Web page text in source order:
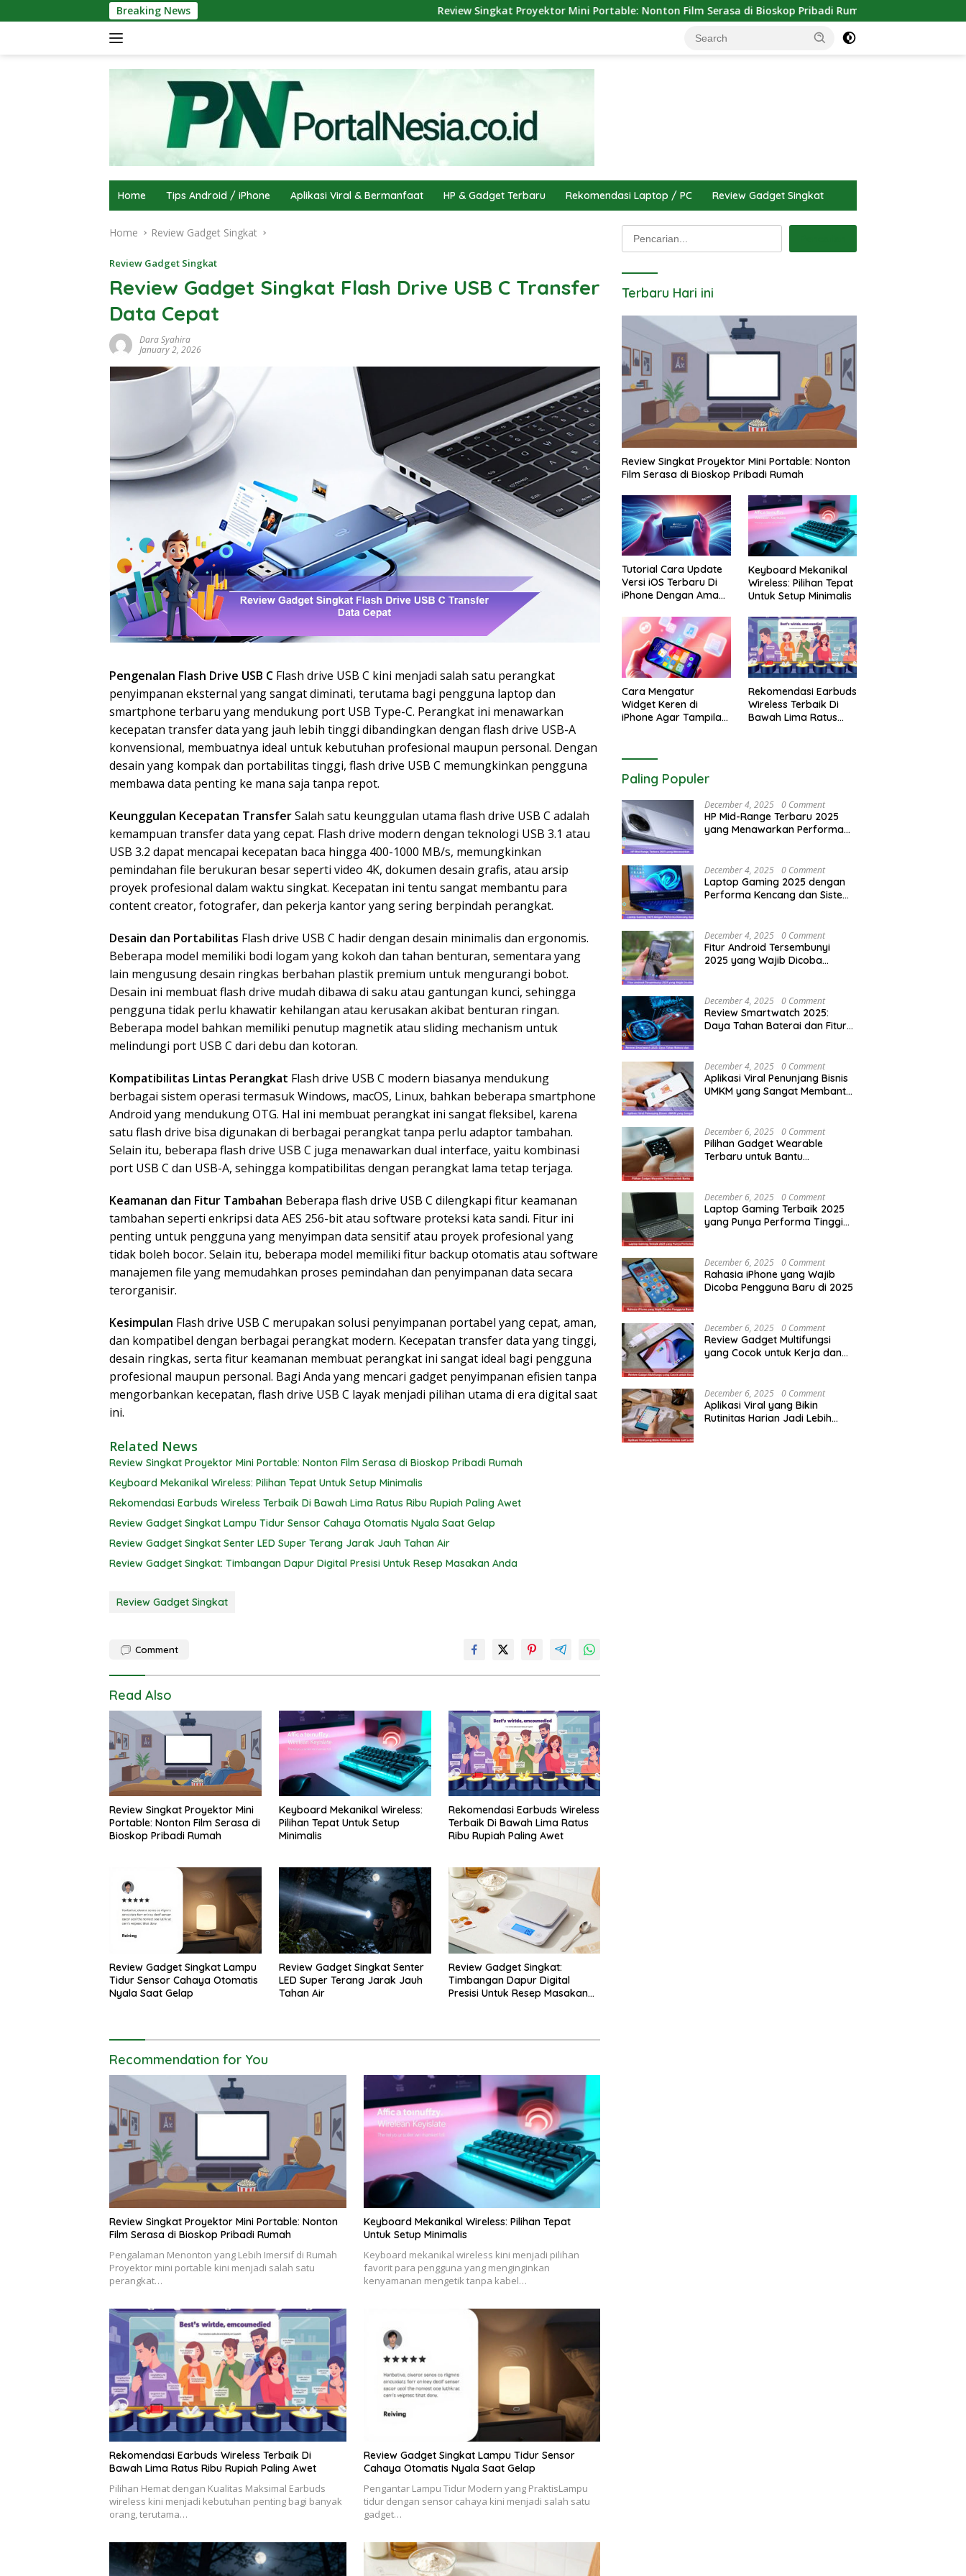
to
Breaking News Review Singkat Proyektor Mini Portable: Nonton Film Serasa di Bioskop Pribadi Rumah Tutorial Cara Update Versi
Home Tips Android / iPhone Aplikasi Viral & Bermanfaat HP & Gadget Terbaru Rekomendasi Laptop / PC Review Gadget Singkat
Home Review Gadget Singkat
Review Gadget Singkat
Review Gadget Singkat Flash Drive USB C Transfer
Data Cepat
Dara Syahira
January 2, 2026
Pengenalan Flash Drive USB C Flash drive USB C kini menjadi salah satu perangkat
penyimpanan eksternal yang sangat diminati, terutama bagi pengguna laptop dan
smartphone terbaru yang mendukung port USB Type-C. Perangkat ini menawarkan
kecepatan transfer data yang jauh lebih tinggi dibandingkan dengan flash drive USB-A
konvensional, membuatnya ideal untuk kebutuhan profesional maupun personal. Dengan
desain yang kompak dan portabilitas tinggi, flash drive USB C memungkinkan pengguna
membawa data penting ke mana saja tanpa repot.
Keunggulan Kecepatan TransferSalah satu keunggulan utama flash drive USB C adalah
kemampuan transfer data yang cepat. Flash drive modern dengan teknologi USB 3.1 atau
USB 3.2 dapat mencapai kecepatan baca hingga 400-1000 MB/s, memungkinkan
pemindahan file berukuran besar seperti video 4K, dokumen desain grafis, atau arsip
proyek profesional dalam waktu singkat. Kecepatan ini tentu sangat membantu para
content creator, fotografer, dan pekerja kantor yang sering berpindah perangkat.
Desain dan Portabilitas Flash drive USB C hadir dengan desain minimalis dan ergonomis.
Beberapa model memiliki bodi logam yang kokoh dan tahan benturan, sementara yang
lain mengusung desain ringkas berbahan plastik premium untuk mengurangi bobot.
Desain ini membuat flash drive mudah dibawa di saku atau gantungan kunci, sehingga
pengguna tidak perlu khawatir kehilangan atau kerusakan akibat benturan ringan.
Beberapa model bahkan memiliki penutup magnetik atau sliding mechanism untuk
melindungi port USB C dari debu dan kotoran.
Kompatibilitas Lintas Perangkat Flash drive USB C modern biasanya mendukung
berbagai sistem operasi termasuk Windows, macOS, Linux, bahkan beberapa smartphone
Android yang mendukung OTG. Hal ini membuat perangkat ini sangat fleksibel, karena
satu flash drive bisa digunakan di berbagai perangkat tanpa perlu adaptor tambahan.
Selain itu, beberapa flash drive USB C juga menawarkan dual interface, yaitu kombinasi
port USB C dan USB-A, sehingga kompatibilitas dengan perangkat lama tetap terjaga.
Keamanan dan Fitur Tambahan Beberapa flash drive USB C dilengkapi fitur keamanan
tambahan seperti enkripsi data AES 256-bit atau software proteksi kata sandi. Fitur ini
penting untuk pengguna yang menyimpan data sensitif atau proyek profesional yang
tidak boleh bocor. Selain itu, beberapa model memiliki fitur backup otomatis atau software
manajemen file yang memudahkan proses pemindahan dan penyimpanan data secara
terorganisir.
Kesimpulan Flash drive USB C merupakan solusi penyimpanan portabel yang cepat, aman,
dan kompatibel dengan berbagai perangkat modern. Kecepatan transfer data yang tinggi,
desain ringkas, serta fitur keamanan membuat perangkat ini sangat ideal bagi pengguna
profesional maupun personal. Bagi Anda yang mencari gadget penyimpanan efisien tanpa
mengorbankan kecepatan, flash drive USB C layak menjadi pilihan utama di era digital saat
ini.
Related News
Review Singkat Proyektor Mini Portable: Nonton Film Serasa di Bioskop Pribadi Rumah
Keyboard Mekanikal Wireless: Pilihan Tepat Untuk Setup Minimalis
Rekomendasi Earbuds Wireless Terbaik Di Bawah Lima Ratus Ribu Rupiah Paling Awet
Review Gadget Singkat Lampu Tidur Sensor Cahaya Otomatis Nyala Saat Gelap
Review Gadget Singkat Senter LED Super Terang Jarak Jauh Tahan Air
Review Gadget Singkat: Timbangan Dapur Digital Presisi Untuk Resep Masakan Anda
Review Gadget Singkat
Comment
Read Also
Review Singkat Proyektor Mini
Portable: Nonton Film Serasa di
Bioskop Pribadi Rumah
Keyboard Mekanikal Wireless:
Pilihan Tepat Untuk Setup
Minimalis
Rekomendasi Earbuds Wireless
Terbaik Di Bawah Lima Ratus
Ribu Rupiah Paling Awet
Review Gadget Singkat Lampu
Tidur Sensor Cahaya Otomatis
Nyala Saat Gelap
Review Gadget Singkat Senter
LED Super Terang Jarak Jauh
Tahan Air
Review Gadget Singkat:
Timbangan Dapur Digital
Presisi Untuk Resep Masakan
Recommendation for You
Review Singkat Proyektor Mini Portable: Nonton
Film Serasa di Bioskop Pribadi Rumah
Pengalaman Menonton yang Lebih Imersif di Rumah
Proyektor mini portable kini menjadi salah satu
perangkat…
Keyboard Mekanikal Wireless: Pilihan Tepat
Untuk Setup Minimalis
Keyboard mekanikal wireless kini menjadi pilihan
favorit para pengguna yang menginginkan
kenyamanan mengetik tanpa kabel…
Rekomendasi Earbuds Wireless Terbaik Di
Bawah Lima Ratus Ribu Rupiah Paling Awet
Pilihan Hemat dengan Kualitas Maksimal Earbuds
wireless kini menjadi kebutuhan penting bagi banyak
orang, terutama…
Review Gadget Singkat Lampu Tidur Sensor
Cahaya Otomatis Nyala Saat Gelap
Pengantar Lampu Tidur Modern yang PraktisLampu
tidur dengan sensor cahaya kini menjadi salah satu
gadget…
Pencarian
Terbaru Hari ini
Review Singkat Proyektor Mini Portable: Nonton
Film Serasa di Bioskop Pribadi Rumah
Tutorial Cara Update
Versi iOS Terbaru Di
iPhone Dengan Aman
Keyboard Mekanikal
Wireless: Pilihan Tepat
Untuk Setup Minimalis
Cara Mengatur
Widget Keren di
iPhone Agar Tampilan
Rekomendasi Earbuds
Wireless Terbaik Di
Bawah Lima Ratus
Paling Populer
December 4, 2025 0 Comment
HP Mid-Range Terbaru 2025
yang Menawarkan Performa
December 4, 2025 0 Comment
Laptop Gaming 2025 dengan
Performa Kencang dan Sistem
December 4, 2025 0 Comment
Fitur Android Tersembunyi
2025 yang Wajib Dicoba
December 4, 2025 0 Comment
Review Smartwatch 2025:
Daya Tahan Baterai dan Fitur
December 4, 2025 0 Comment
Aplikasi Viral Penunjang Bisnis
UMKM yang Sangat Membantu
December 6, 2025 0 Comment
Pilihan Gadget Wearable
Terbaru untuk Bantu
December 6, 2025 0 Comment
Laptop Gaming Terbaik 2025
yang Punya Performa Tinggi
December 6, 2025 0 Comment
Rahasia iPhone yang Wajib
Dicoba Pengguna Baru di 2025
December 6, 2025 0 Comment
Review Gadget Multifungsi
yang Cocok untuk Kerja dan
December 6, 2025 0 Comment
Aplikasi Viral yang Bikin
Rutinitas Harian Jadi Lebih